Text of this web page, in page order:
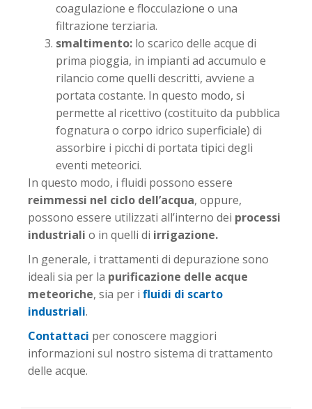
coagulazione e flocculazione o una
filtrazione terziaria.
smaltimento: lo scarico delle acque di
prima pioggia, in impianti ad accumulo e
rilancio come quelli descritti, avviene a
portata costante. In questo modo, si
permette al ricettivo (costituito da pubblica
fognatura o corpo idrico superficiale) di
assorbire i picchi di portata tipici degli
eventi meteorici.
In questo modo, i fluidi possono essere
reimmessi nel ciclo dell’acqua, oppure,
possono essere utilizzati all’interno dei processi
industriali o in quelli di irrigazione.
In generale, i trattamenti di depurazione sono
ideali sia per la purificazione delle acque
meteoriche, sia per i fluidi di scarto
industriali.
Contattaci per conoscere maggiori
informazioni sul nostro sistema di trattamento
delle acque.